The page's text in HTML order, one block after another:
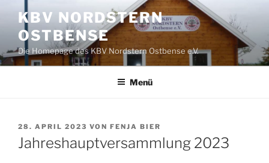
Inhalt
springen
KBV NORDSTERN
OSTBENSE
Die Homepage des KBV Nordstern Ostbense e.V.
Menü
VERÖFFENTLICHT
AM
28. APRIL 2023 VON FENJA BIER
Jahreshauptversammlung 2023